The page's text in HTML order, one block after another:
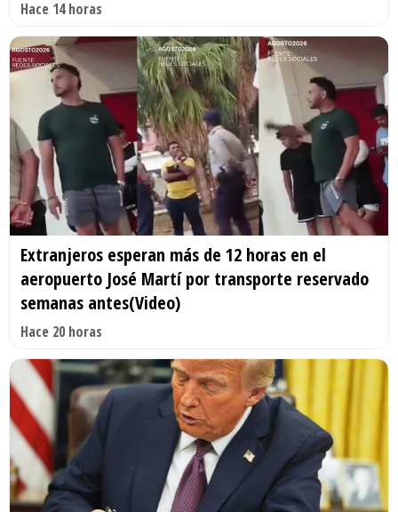
Hace 14 horas
Extranjeros esperan más de 12 horas en el
aeropuerto José Martí por transporte reservado
semanas antes(Video)
Hace 20 horas